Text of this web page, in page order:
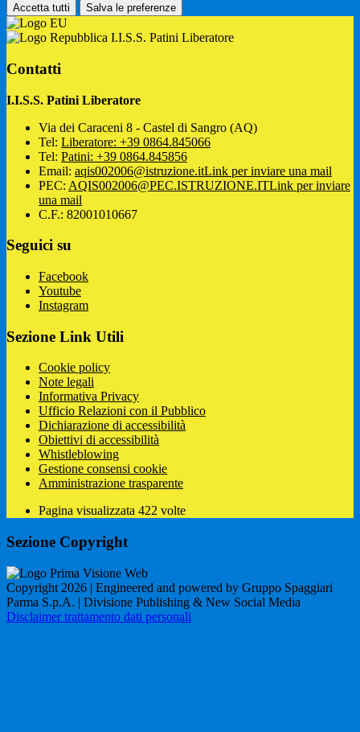
Accetta tutti Salva le preferenze
I.I.S.S. Patini Liberatore
Contatti
I.I.S.S. Patini Liberatore
Via dei Caraceni 8 - Castel di Sangro (AQ)
Tel: Liberatore: +39 0864.845066
Tel: Patini: +39 0864.845856
Email: aqis002006@istruzione.itLink per inviare una mail
PEC: AQIS002006@PEC.ISTRUZIONE.ITLink per inviare
una mail
C.F.: 82001010667
Seguici su
Facebook
Youtube
Instagram
Sezione Link Utili
Cookie policy
Note legali
Informativa Privacy
Ufficio Relazioni con il Pubblico
Dichiarazione di accessibilità
Obiettivi di accessibilità
Whistleblowing
Gestione consensi cookie
Amministrazione trasparente
Pagina visualizzata 422 volte
Sezione Copyright
Copyright 2026 | Engineered and powered by Gruppo Spaggiari
Parma S.p.A. | Divisione Publishing & New Social Media
Disclaimer trattamento dati personali